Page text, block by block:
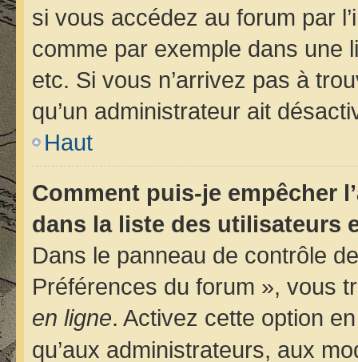
si vous accédez au forum par
comme par exemple dans une
etc. Si vous n’arrivez pas à
qu’un administrateur ait
Haut
Comment puis-je empêcher
dans la liste des utilisateurs
Dans le panneau de contrôle
Préférences du forum », vous
en ligne. Activez cette option
qu’aux administrateurs, aux